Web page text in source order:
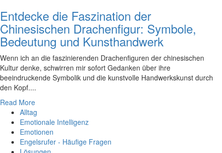
Entdecke die Faszination der
Chinesischen Drachenfigur: Symbole,
Bedeutung und Kunsthandwerk
Wenn ich an die faszinierenden Drachenfiguren der chinesischen
Kultur denke, schwirren mir sofort Gedanken über ihre
beeindruckende Symbolik und die kunstvolle Handwerkskunst durch
den Kopf....
Read More
Alltag
Emotionale Intelligenz
Emotionen
Engelsrufer - Häufige Fragen